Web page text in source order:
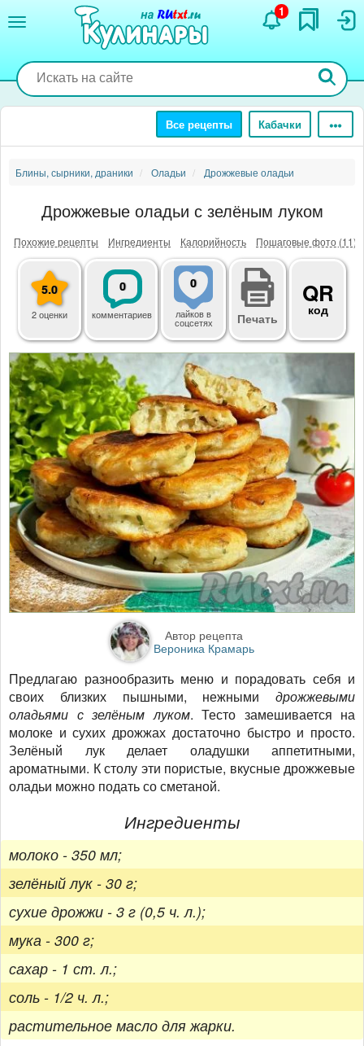
содержанию
1
Все рецепты Кабачки
Блины, сырники, драники Оладьи Дрожжевые оладьи
Дрожжевые оладьи с зелёным луком
Похожие рецепты Ингредиенты Калорийность Пошаговые фото (11)
5.0
2 оценки
0
комментариев
0
лайковв
соцсетях Печать
QR
код
Автор рецепта
Вероника Крамарь
Предлагаю разнообразить меню и порадовать себя и
своих близких пышными, нежными дрожжевыми
оладьями с зелёным луком. Тесто замешивается на
молоке и сухих дрожжах достаточно быстро и просто.
Зелёный лук делает оладушки аппетитными,
ароматными. К столу эти пористые, вкусные дрожжевые
оладьи можно подать со сметаной.
Ингредиенты
молоко - 350 мл;
зелёный лук - 30 г;
сухие дрожжи - 3 г (0,5 ч. л.);
мука - 300 г;
сахар - 1 ст. л.;
соль - 1/2 ч. л.;
растительное масло для жарки.